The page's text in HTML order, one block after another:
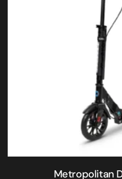
Metropolitan